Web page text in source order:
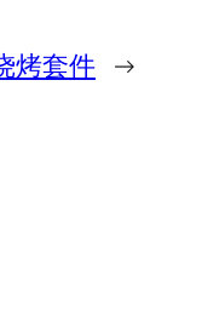
烤套件 →